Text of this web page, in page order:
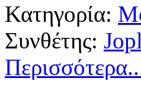
Κατηγορία:
Συνθέτης: